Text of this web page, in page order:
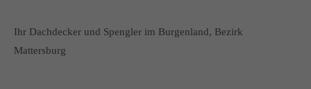
Ihr Dachdecker und Spengler im Burgenland, Bezirk
Mattersburg